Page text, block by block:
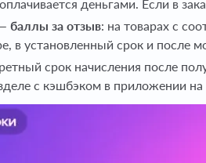
деньгами. Если в
баллы за отзыв: на товарах с
в установленный срок и после
срок начисления после
с кэшбэком в приложении